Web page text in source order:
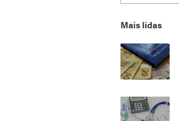
Mais lidas